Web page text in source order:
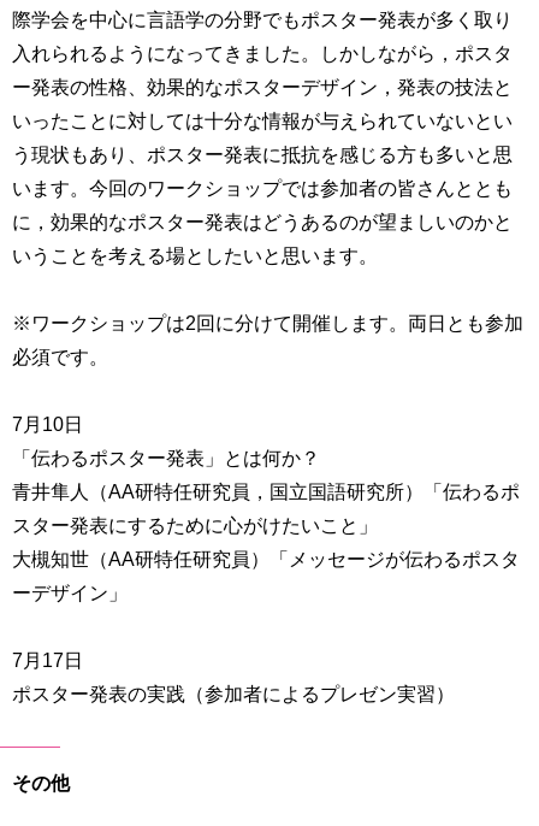
合
わ
せ
通
ア
ク
ス
サ
イ
ッ
プ
際学会を中心に言語学の分野でもポスター発表が多く取り
入れられるようになってきました。しかしながら，ポスタ
ー発表の性格、効果的なポスターデザイン，発表の技法と
いったことに対しては十分な情報が与えられていないとい
う現状もあり、ポスター発表に抵抗を感じる方も多いと思
います。今回のワークショップでは参加者の皆さんととも
に，効果的なポスター発表はどうあるのが望ましいのかと
いうことを考える場としたいと思います。
※ワークショップは2回に分けて開催します。両日とも参加
必須です。
7月10日
「伝わるポスター発表」とは何か？
青井隼人（AA研特任研究員，国立国語研究所）「伝わるポ
スター発表にするために心がけたいこと」
大槻知世（AA研特任研究員）「メッセージが伝わるポスタ
ーデザイン」
7月17日
ポスター発表の実践（参加者によるプレゼン実習）
その他